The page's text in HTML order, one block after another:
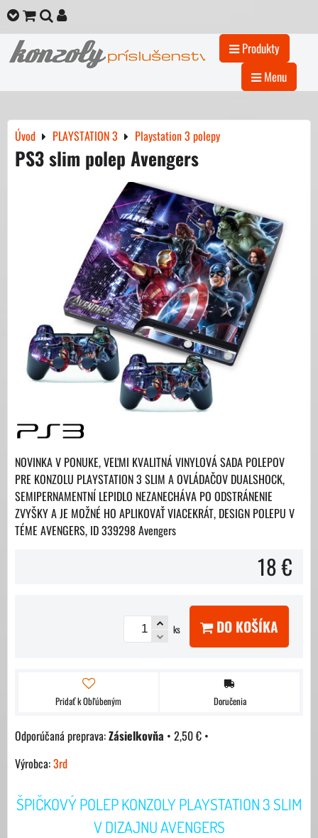
Produkty
Menu
Úvod PLAYSTATION 3 Playstation 3 polepy
PS3 slim polep Avengers
NOVINKA V PONUKE, VEĽMI KVALITNÁ VINYLOVÁ SADA POLEPOV
PRE KONZOLU PLAYSTATION 3 SLIM A OVLÁDAČOV DUALSHOCK,
SEMIPERNAMENTNÍ LEPIDLO NEZANECHÁVA PO ODSTRÁNENIE
ZVYŠKY A JE MOŽNÉ HO APLIKOVAŤ VIACEKRÁT, DESIGN POLEPU V
TÉME AVENGERS, ID 339298 Avengers
18 €
ks DO KOŠÍKA
Pridať k Obľúbeným Doručenia
Zásielkovňa • 2,50 € •
Výrobca:3rd
ŠPIČKOVÝ POLEP KONZOLY PLAYSTATION 3 SLIM
V DIZAJNU AVENGERS